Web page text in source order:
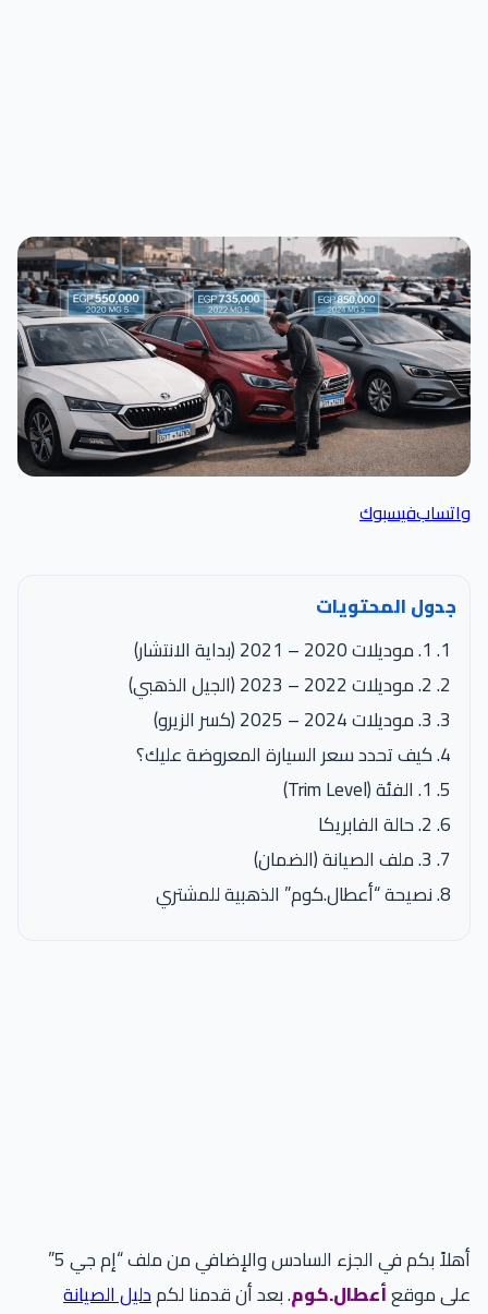
واتسابفيسبوك
جدول المحتويات
1. موديلات 2020 – 2021 (بداية الانتشار)
2. موديلات 2022 – 2023 (الجيل الذهبي)
3. موديلات 2024 – 2025 (كسر الزيرو)
كيف تحدد سعر السيارة المعروضة عليك؟
1. الفئة (Trim Level)
2. حالة الفابريكا
3. ملف الصيانة (الضمان)
نصيحة “أعطال.كوم” الذهبية للمشتري
أهلاً بكم في الجزء السادس والإضافي من ملف “إم جي 5”
على موقعأعطال.كوم. بعد أن قدمنا لكمدليل الصيانة